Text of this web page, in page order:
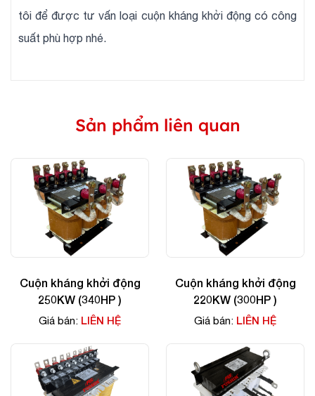
tôi để được tư vấn loại cuộn kháng khởi động có công
suất phù hợp nhé.
Sản phẩm liên quan
Cuộn kháng khởi động
250KW (340HP )
Giá bán: LIÊN HỆ
Cuộn kháng khởi động
220KW (300HP )
Giá bán: LIÊN HỆ